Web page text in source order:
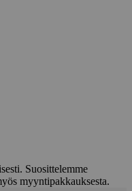
Suosittelemme
myyntipakkauksesta.